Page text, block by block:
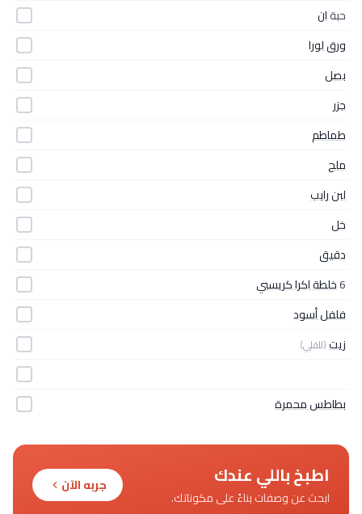
حبةان
ورق لورا
بصل
جزر
طماطم
ملح
لبن رايب
خل
دقيق
6خلطة اكرا كريسبي
فلفل أسود
زيت(للقلي)
بطاطس محمرة
اطبخ باللي عندك
ابحث عن وصفات بناءً على مكوناتك.
جربه الآن